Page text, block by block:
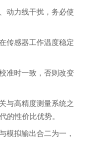
动力线干扰，务必使
传感器工作温度稳定
准时一致，否则改变
与高精度测量系统之
的性价比优势。
模拟输出合二为一，